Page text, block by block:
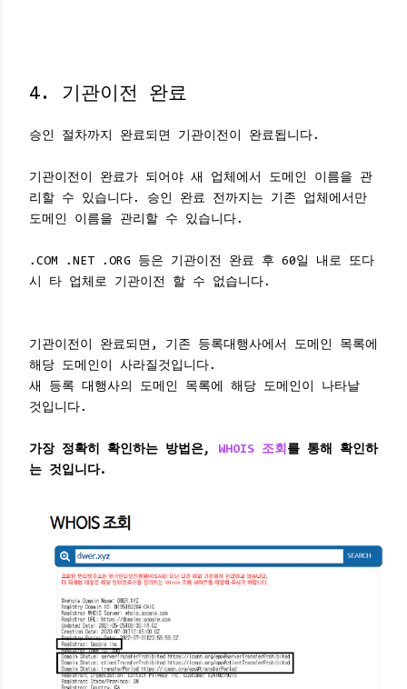
4. 기관이전 완료
승인 절차까지 완료되면 기관이전이 완료됩니다.
기관이전이 완료가 되어야 새 업체에서 도메인 이름을 관
리할 수 있습니다. 승인 완료 전까지는 기존 업체에서만
도메인 이름을 관리할 수 있습니다.
.COM .NET .ORG 등은 기관이전 완료 후 60일 내로 또다
시 타 업체로 기관이전 할 수 없습니다.
기관이전이 완료되면, 기존 등록대행사에서 도메인 목록에
해당 도메인이 사라질것입니다.
새 등록 대행사의 도메인 목록에 해당 도메인이 나타날
것입니다.
가장 정확히 확인하는 방법은, WHOIS 조회 를 통해 확인하
는 것입니다.